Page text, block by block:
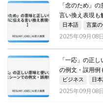
「念のため」
言い換え表現も
日本語 言葉
2025年09月08日
「一応」の正
の例文・誤用例
ビジネス 日
2025年09月08日